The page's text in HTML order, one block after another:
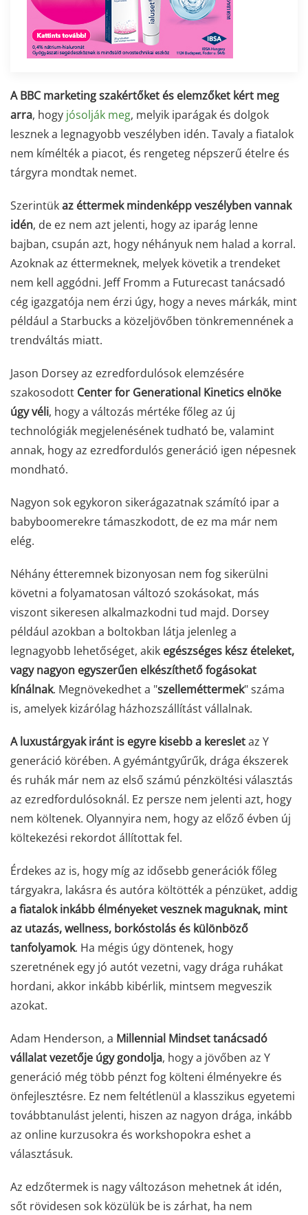
A BBC marketing szakértőket és elemzőket kért meg
arra, hogy jósolják meg, melyik iparágak és dolgok
lesznek a legnagyobb veszélyben idén. Tavaly a fiatalok
nem kímélték a piacot, és rengeteg népszerű ételre és
tárgyra mondtak nemet.
Szerintükaz éttermek mindenképp veszélyben vannak
idén, de ez nem azt jelenti, hogy az iparág lenne
bajban, csupán azt, hogy néhányuk nem halad a korral.
Azoknak az éttermeknek, melyek követik a trendeket
nem kell aggódni. Jeff Fromm a Futurecast tanácsadó
cég igazgatója nem érzi úgy, hogy a neves márkák, mint
például a Starbucks a közeljövőben tönkremennének a
trendváltás miatt.
Jason Dorsey az ezredfordulósok elemzésére
szakosodott Center for Generational Kinetics elnöke
úgy véli, hogy a változás mértéke főleg az új
technológiák megjelenésének tudható be, valamint
annak, hogy az ezredfordulós generáció igen népesnek
mondható.
Nagyon sok egykoron sikerágazatnak számító ipar a
babyboomerekre támaszkodott, de ez ma már nem
elég.
Néhány étteremnek bizonyosan nem fog sikerülni
követni a folyamatosan változó szokásokat, más
viszont sikeresen alkalmazkodni tud majd. Dorsey
például azokban a boltokban látja jelenleg a
legnagyobb lehetőséget, akik egészséges kész ételeket,
vagy nagyon egyszerűen elkészíthető fogásokat
kínálnak. Megnövekedhet a "szelleméttermek" száma
is, amelyek kizárólag házhozszállítást vállalnak.
A luxustárgyak iránt is egyre kisebb a keresletaz Y
generáció körében. A gyémántgyűrűk, drága ékszerek
és ruhák már nem az első számú pénzköltési választás
az ezredfordulósoknál. Ez persze nem jelenti azt, hogy
nem költenek. Olyannyira nem, hogy az előző évben új
költekezési rekordot állítottak fel.
Érdekes az is, hogy míg az idősebb generációk főleg
tárgyakra, lakásra és autóra költötték a pénzüket, addig
a fiatalok inkább élményeket vesznek maguknak, mint
az utazás, wellness, borkóstolás és különböző
tanfolyamok. Ha mégis úgy döntenek, hogy
szeretnének egy jó autót vezetni, vagy drága ruhákat
hordani, akkor inkább kibérlik, mintsem megveszik
azokat.
Adam Henderson, a Millennial Mindset tanácsadó
vállalat vezetője úgy gondolja, hogy a jövőben az Y
generáció még több pénzt fog költeni élményekre és
önfejlesztésre. Ez nem feltétlenül a klasszikus egyetemi
továbbtanulást jelenti, hiszen az nagyon drága, inkább
az online kurzusokra és workshopokra eshet a
választásuk.
Az edzőtermek is nagy változáson mehetnek át idén,
sőt rövidesen sok közülük be is zárhat, ha nem